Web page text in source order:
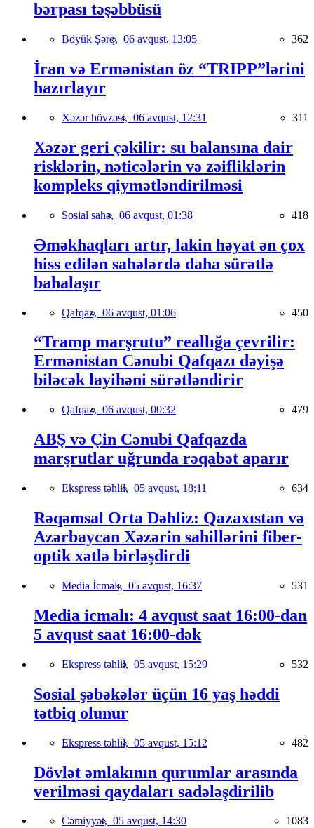
bərpası təşəbbüsü
Böyük Şərq, 06 avqust, 13:05 362
İran və Ermənistan öz “TRIPP”lərini
hazırlayır
Xəzər hövzəsi, 06 avqust, 12:31 311
Xəzər geri çəkilir: su balansına dair
risklərin, nəticələrin və zəifliklərin
kompleks qiymətləndirilməsi
Sosial sahə, 06 avqust, 01:38 418
Əməkhaqları artır, lakin həyat ən çox
hiss edilən sahələrdə daha sürətlə
bahalaşır
Qafqaz, 06 avqust, 01:06 450
“Tramp marşrutu” reallığa çevrilir:
Ermənistan Cənubi Qafqazı dəyişə
biləcək layihəni sürətləndirir
Qafqaz, 06 avqust, 00:32 479
ABŞ və Çin Cənubi Qafqazda
marşrutlar uğrunda rəqabət aparır
Ekspress təhlil, 05 avqust, 18:11 634
Rəqəmsal Orta Dəhliz: Qazaxıstan və
Azərbaycan Xəzərin sahillərini fiber-
optik xətlə birləşdirdi
Media İcmalı, 05 avqust, 16:37 531
Media icmalı: 4 avqust saat 16:00-dan
5 avqust saat 16:00-dək
Ekspress təhlil, 05 avqust, 15:29 532
Sosial şəbəkələr üçün 16 yaş həddi
tətbiq olunur
Ekspress təhlil, 05 avqust, 15:12 482
Dövlət əmlakının qurumlar arasında
verilməsi qaydaları sadələşdirilib
Cəmiyyət, 05 avqust, 14:30 1083